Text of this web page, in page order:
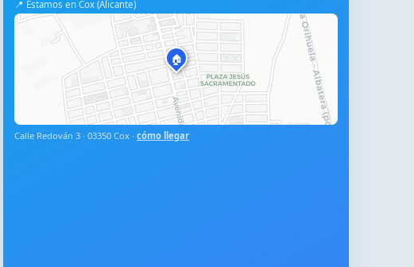
📍 Estamos en Cox (Alicante)
🏠
Calle Redován 3 · 03350 Cox ·cómo llegar